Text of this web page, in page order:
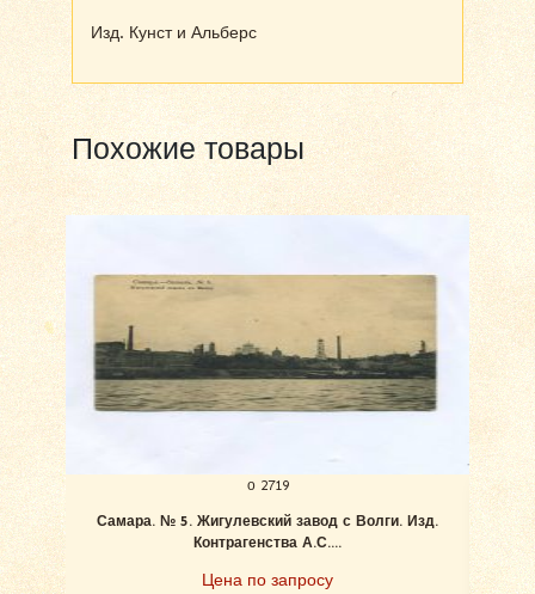
Изд. Кунст и Альберс
Похожие товары
о 2719
Самара. № 5. Жигулевский завод с Волги. Изд.
Контрагенства А.С....
Цена по запросу